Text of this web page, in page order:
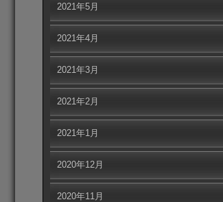
2021年5月
2021年4月
2021年3月
2021年2月
2021年1月
2020年12月
2020年11月